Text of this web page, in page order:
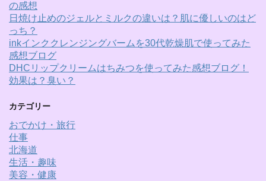
の感想
日焼け止めのジェルとミルクの違いは？肌に優しいのはど
っち？
inkインククレンジングバームを30代乾燥肌で使ってみた
感想ブログ
DHCリップクリームはちみつを使ってみた感想ブログ！
効果は？臭い？
カテゴリー
おでかけ・旅行
仕事
北海道
生活・趣味
美容・健康